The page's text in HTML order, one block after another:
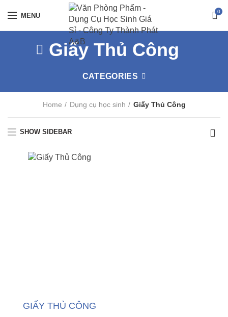
MENU 0
Giấy Thủ Công
CATEGORIES
Home Dụng cụ học sinh Giấy Thủ Công
SHOW SIDEBAR
GIẤY THỦ CÔNG